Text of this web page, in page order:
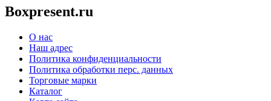
Boxpresent.ru
О нас
Наш адрес
Политика конфиденциальности
Политика обработки перс. данных
Торговые марки
Каталог